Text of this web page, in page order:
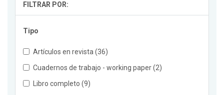
FILTRAR POR:
Tipo
Artículos en revista (36)
Cuadernos de trabajo - working paper (2)
Libro completo (9)